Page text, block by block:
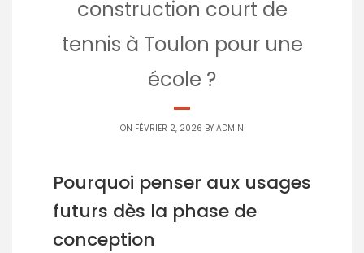
construction court de
tennis à Toulon pour une
école ?
ON FÉVRIER 2, 2026 BY ADMIN
Pourquoi penser aux usages
futurs dès la phase de
conception